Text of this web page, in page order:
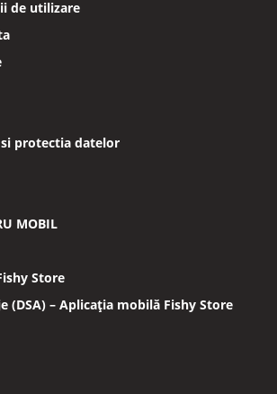
de utilizare
protectia datelor
MOBIL
Store
(DSA) – Aplicația mobilă Fishy Store